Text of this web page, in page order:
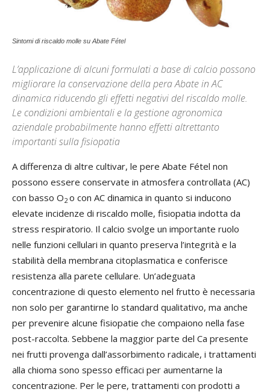
Sintomi di riscaldo molle su Abate Fétel
L’applicazione di alcuni formulati a base di calcio possono
migliorare la conservazione della pera Abate in AC
dinamica riducendo gli effetti negativi del riscaldo molle.
Le condizioni ambientali e la gestione agronomica
aziendale probabilmente hanno effetti altrettanto
importanti sulla fisiopatia
A differenza di altre cultivar, le pere Abate Fétel non
possono essere conservate in atmosfera controllata (AC)
con basso O2 o con AC dinamica in quanto si inducono
elevate incidenze di riscaldo molle, fisiopatia indotta da
stress respiratorio. Il calcio svolge un importante ruolo
nelle funzioni cellulari in quanto preserva l’integrità e la
stabilità della membrana citoplasmatica e conferisce
resistenza alla parete cellulare. Un’adeguata
concentrazione di questo elemento nel frutto è necessaria
non solo per garantirne lo standard qualitativo, ma anche
per prevenire alcune fisiopatie che compaiono nella fase
post-raccolta. Sebbene la maggior parte del Ca presente
nei frutti provenga dall’assorbimento radicale, i trattamenti
alla chioma sono spesso efficaci per aumentarne la
concentrazione. Per le pere, trattamenti con prodotti a